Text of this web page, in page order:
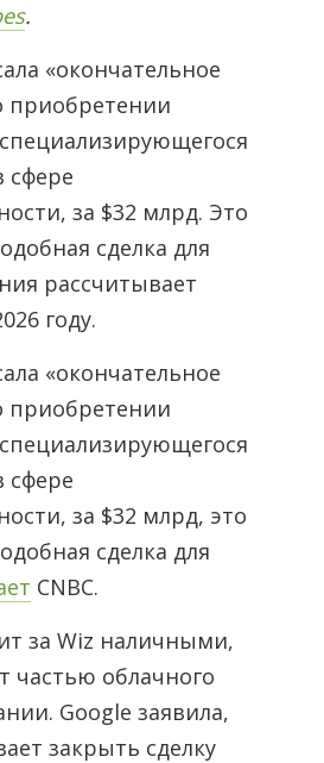
.
«окончательное
приобретении
сфере
за $32 млрд. Это
сделка для
рассчитывает
году.
«окончательное
приобретении
сфере
за $32 млрд, это
сделка для
CNBC.
за Wiz наличными,
частью облачного
Google заявила,
закрыть сделку